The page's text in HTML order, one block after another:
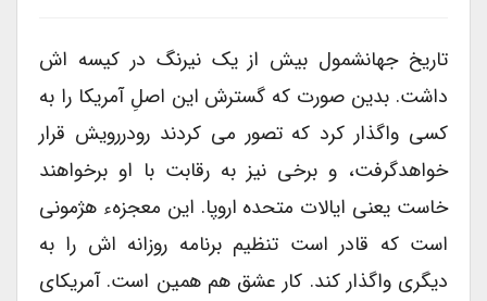
تاریخ جهانشمول بیش از یک نیرنگ در کیسه اش
داشت. بدین صورت که گسترش این اصلِ آمریکا را به
کسی واگذار کرد که تصور می کردند رودررویش قرار
خواهدگرفت، و برخی نیز به رقابت با او برخواهند
خاست یعنی ایالات متحده اروپا. این معجزهء هژمونی
است که قادر است تنظیم برنامه روزانه اش را به
دیگری واگذار کند. کار عشق هم همین است. آمریکای